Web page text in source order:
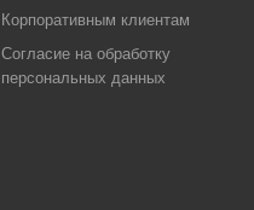
Корпоративным клиентам
Согласие на обработку
персональных данных